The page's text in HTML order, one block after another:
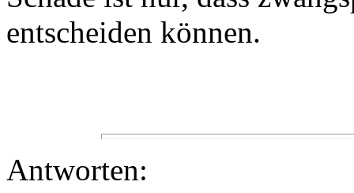
entscheiden können.
Antworten: